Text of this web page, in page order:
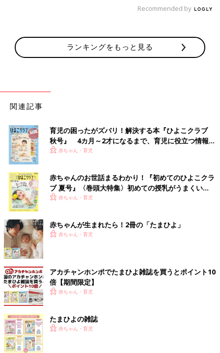
Recommended by
ランキングをもっと見る
関連記事
育児の困ったがズバリ！解決する本『ひよこクラブ
秋号』 4カ月～2才になるまで、育児に役立つ情報が
いっぱい！
赤ちゃん・育児
赤ちゃんのお世話まるわかり！『初めてのひよこクラ
ブ 夏号』〈巻頭大特集〉初めての授乳がうまくい
く！ おっぱい・ミルクの基本と夏のトラブル 解決テ
赤ちゃん・育児
赤ちゃんが生まれたら！2冊の「たまひよ」
赤ちゃん・育児
アカチャンホンポでたまひよ雑誌を買うとポイント10
倍【期間限定】
赤ちゃん・育児
たまひよの雑誌
赤ちゃん・育児